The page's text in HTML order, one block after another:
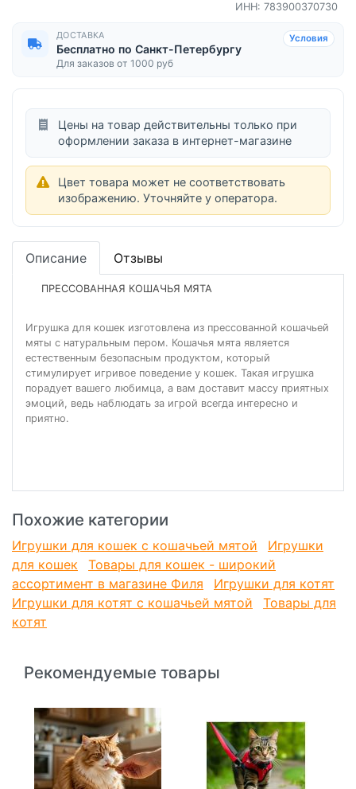
ИНН: 783900370730
ДОСТАВКА
Бесплатно по Санкт-Петербургу
Для заказов от 1000 руб
Условия
Цены на товар действительны только при
оформлении заказа в интернет-магазине
Цвет товара может не соответствовать
изображению. Уточняйте у оператора.
Описание Отзывы
ПРЕССОВАННАЯ КОШАЧЬЯ МЯТА
Игрушка для кошек изготовлена из прессованной кошачьей
мяты с натуральным пером. Кошачья мята является
естественным безопасным продуктом, который
стимулирует игривое поведение у кошек. Такая игрушка
порадует вашего любимца, а вам доставит массу приятных
эмоций, ведь наблюдать за игрой всегда интересно и
приятно.
Похожие категории
Игрушки для кошек с кошачьей мятой
Игрушки
для кошек
Товары для кошек - широкий
ассортимент в магазине Филя
Игрушки для котят
Игрушки для котят с кошачьей мятой
Товары для
котят
Рекомендуемые товары